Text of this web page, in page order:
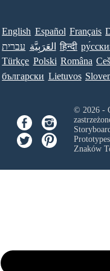
English Español Français
עברית العَرَبِيَّة हिन्दी
Türkçe Polski Româna
български Lietuvos
© 2026 -
Znaków